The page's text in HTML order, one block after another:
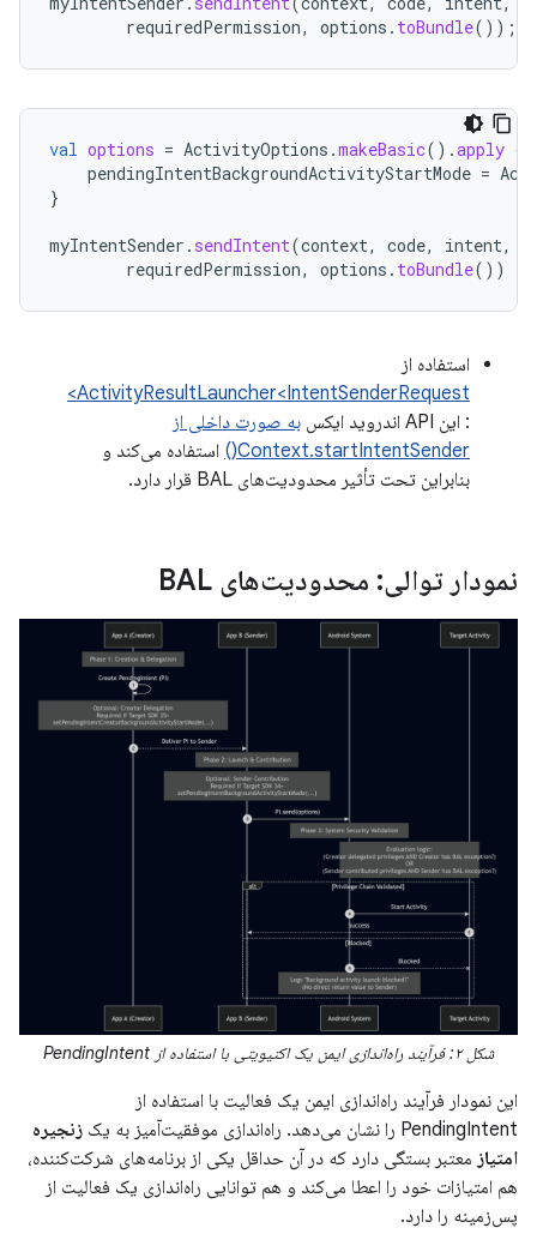
requiredPermission, options . toBundle());
val options = ActivityOptions .makeBasic().apply {
pendingIntentBackgroundActivityStartMode =
}
myIntentSender . sendIntent(context, code, intent,
requiredPermission, options . toBundle())
استفاده از
ActivityResultLauncher<IntentSenderRequest>
: این API اندروید ایکس
به صورت داخلی از
Context.startIntentSender()
استفاده می‌کند و
بنابراین تحت تأثیر محدودیت‌های BAL قرار دارد.
نمودار توالی: محدودیت‌های BAL
شکل ۲: فرآیند راه‌اندازی ایمن یک اکتیویتی با استفاده از PendingIntent
این نمودار فرآیند راه‌اندازی ایمن یک فعالیت با استفاده از
PendingIntent را نشان می‌دهد. راه‌اندازی موفقیت‌آمیز به یک
زنجیره
امتیاز معتبر بستگی دارد که در آن حداقل یکی از برنامه‌های شرکت‌کننده،
هم امتیازات خود را اعطا می‌کند و هم توانایی راه‌اندازی یک فعالیت از
پس‌زمینه را دارد.